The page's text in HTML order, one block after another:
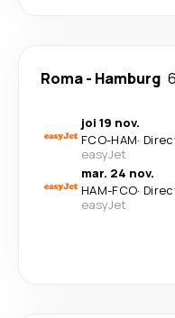
Roma- Hamburg
joi 19 nov.
FCO-HAM·
easyJet
mar. 24 nov.
HAM-FCO·
easyJet